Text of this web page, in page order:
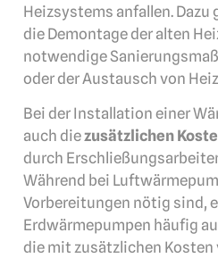
Heizsystems anfallen. Dazu
die Demontage der alten
notwendige
oder der Austausch von
Bei der Installation einer
auch diezusätzlichen
durch
Während bei
Vorbereitungen nötig sind,
Erdwärmepumpen häufig
die mit zusätzlichen Kosten